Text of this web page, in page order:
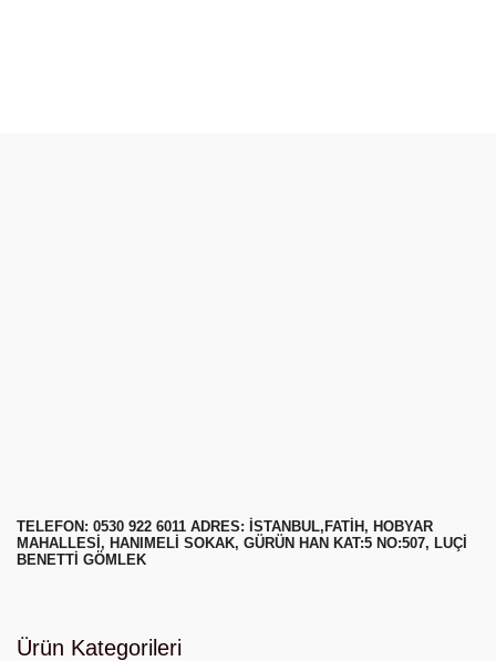
TELEFON: 0530 922 6011 ADRES: ISTANBUL,FATIH, HOBYAR
MAHALLESI, HANIMELI SOKAK, GÜRÜN HAN KAT:5 NO:507, LUÇI
BENETTI GÖMLEK
Ürün Kategorileri